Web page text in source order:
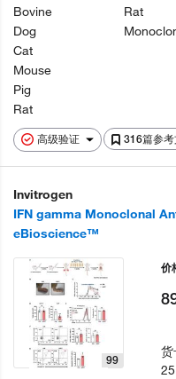
高级验证 316篇参
Bovine
Dog
Cat
Mouse
Pig
Rat
Rat
Invitrogen
IFN gamma Monoclonal
eBioscience™
99
价